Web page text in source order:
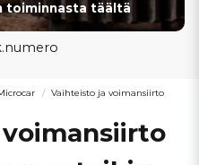
toiminnasta täältä
Vaihteisto ja voimansiirto